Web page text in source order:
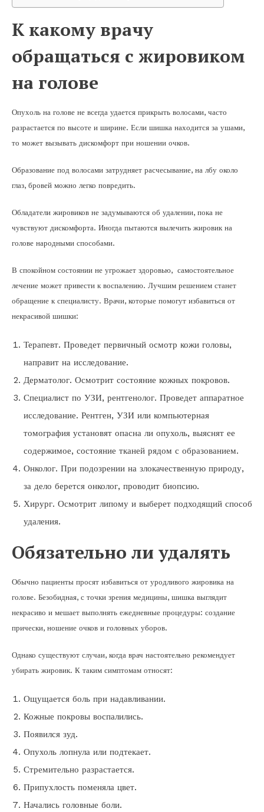
К какому врачу
обращаться с жировиком
на голове
Опухоль на голове не всегда удается прикрыть волосами, часто
разрастается по высоте и ширине. Если шишка находится за ушами,
то может вызывать дискомфорт при ношении очков.
Образование под волосами затрудняет расчесывание, на лбу около
глаз, бровей можно легко повредить.
Обладатели жировиков не задумываются об удалении, пока не
чувствуют дискомфорта. Иногда пытаются вылечить жировик на
голове народными способами.
В спокойном состоянии не угрожает здоровью, самостоятельное
лечение может привести к воспалению. Лучшим решением станет
обращение к специалисту. Врачи, которые помогут избавиться от
некрасивой шишки:
Терапевт. Проведет первичный осмотр кожи головы,
направит на исследование.
Дерматолог. Осмотрит состояние кожных покровов.
Специалист по УЗИ, рентгенолог. Проведет аппаратное
исследование. Рентген, УЗИ или компьютерная
томография установят опасна ли опухоль, выяснят ее
содержимое, состояние тканей рядом с образованием.
Онколог. При подозрении на злокачественную природу,
за дело берется онколог, проводит биопсию.
Хирург. Осмотрит липому и выберет подходящий способ
удаления.
Обязательно ли удалять
Обычно пациенты просят избавиться от уродливого жировика на
голове. Безобидная, с точки зрения медицины, шишка выглядит
некрасиво и мешает выполнять ежедневные процедуры: создание
прически, ношение очков и головных уборов.
Однако существуют случаи, когда врач настоятельно рекомендует
убирать жировик. К таким симптомам относят:
Ощущается боль при надавливании.
Кожные покровы воспалились.
Появился зуд.
Опухоль лопнула или подтекает.
Стремительно разрастается.
Припухлость поменяла цвет.
Начались головные боли.